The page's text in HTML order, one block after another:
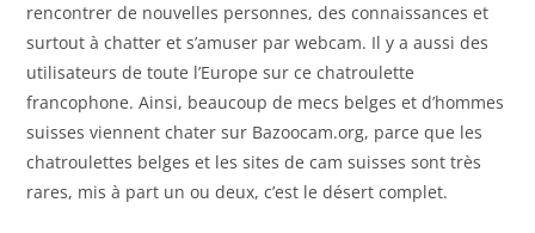
rencontrer de nouvelles personnes, des connaissances et
surtout à chatter et s’amuser par webcam. Il y a aussi des
utilisateurs de toute l’Europe sur ce chatroulette
francophone. Ainsi, beaucoup de mecs belges et d’hommes
suisses viennent chater sur Bazoocam.org, parce que les
chatroulettes belges et les sites de cam suisses sont très
rares, mis à part un ou deux, c’est le désert complet.